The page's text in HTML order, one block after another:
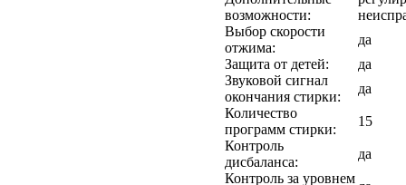
возможности:
Выбор скорости
отжима:
да
Защита от детей:
да
Звуковой сигнал
окончания стирки:
да
Количество
программ стирки:
15
Контроль
дисбаланса:
да
Контроль за уровнем